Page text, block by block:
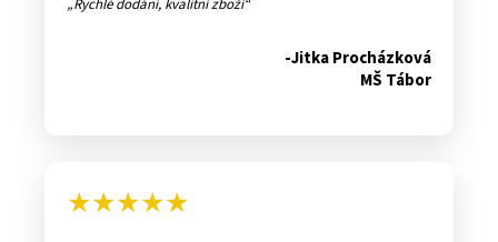
Rychlé dodání, kvalitní zboží
-Jitka Procházková
MŠ Tábor
★★★★★